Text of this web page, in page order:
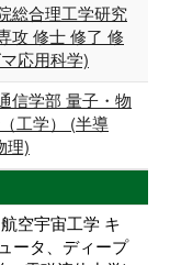
総合理工学研究
攻 修士 修了 修
応用科学)
信学部 量子・物
工学） (半導
理)
空宇宙工学 キ
ータ、ディープ